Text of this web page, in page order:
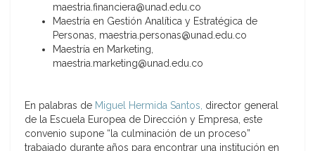
maestria.financiera@unad.edu.co
Maestría en Gestión Analítica y Estratégica de
Personas, maestria.personas@unad.edu.co
Maestría en Marketing,
maestria.marketing@unad.edu.co
En palabras de Miguel Hermida Santos, director general
de la Escuela Europea de Dirección y Empresa, este
convenio supone “la culminación de un proceso”
trabajado durante años para encontrar una institución en